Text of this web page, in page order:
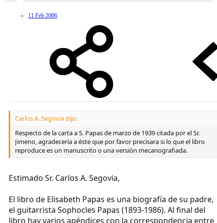
11 Feb 2006
Carlos A. Segovia dijo:
Respecto de la carta a S. Papas de marzo de 1939 citada por el Sr.
Jimeno, agradecería a éste que por favor precisara si lo que el libro
reproduce es un manuscrito o una versión mecanografiada.
Estimado Sr. Carlos A. Segovia,
El libro de Elisabeth Papas es una biografía de su padre,
el guitarrista Sophocles Papas (1893-1986). Al final del
libro hay varios apéndices con la correspondencia entre